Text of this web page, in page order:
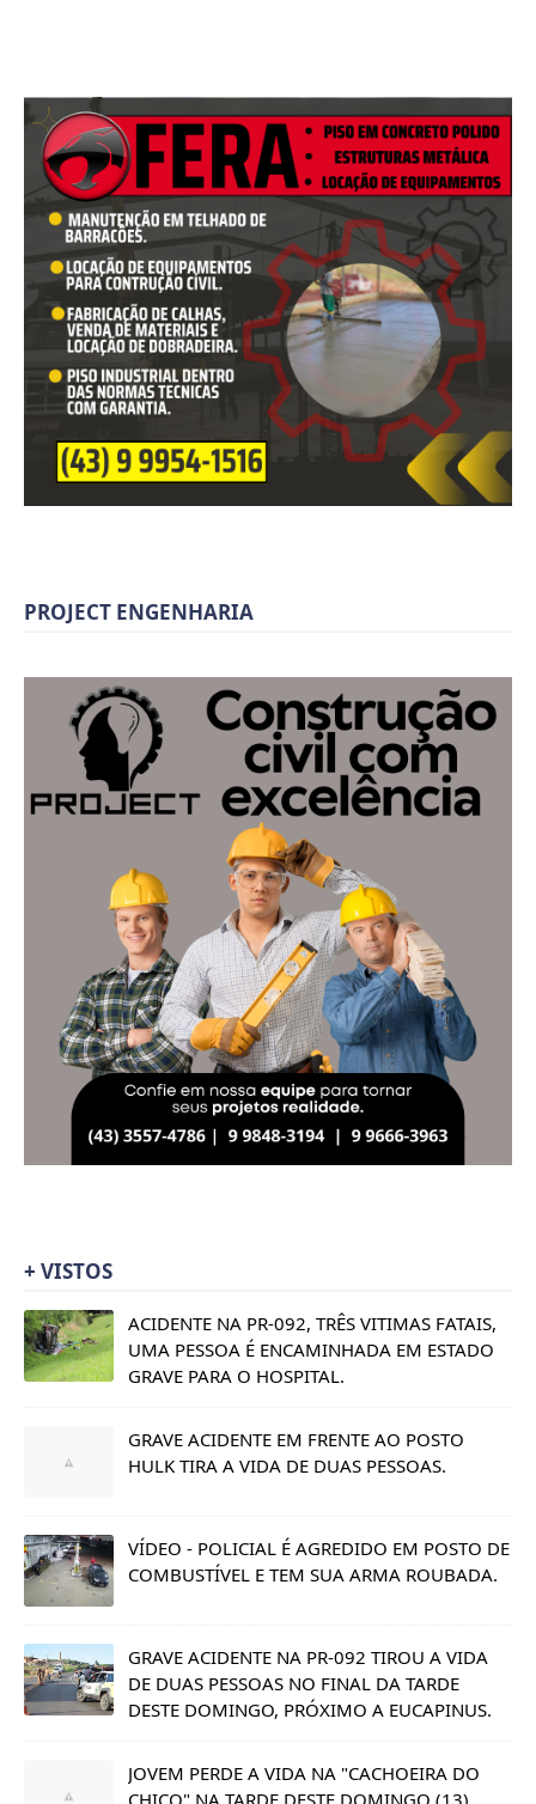
PROJECT ENGENHARIA
+ VISTOS
ACIDENTE NA PR-092, TRÊS VITIMAS FATAIS,
UMA PESSOA É ENCAMINHADA EM ESTADO
GRAVE PARA O HOSPITAL.
GRAVE ACIDENTE EM FRENTE AO POSTO
HULK TIRA A VIDA DE DUAS PESSOAS.
VÍDEO - POLICIAL É AGREDIDO EM POSTO DE
COMBUSTÍVEL E TEM SUA ARMA ROUBADA.
GRAVE ACIDENTE NA PR-092 TIROU A VIDA
DE DUAS PESSOAS NO FINAL DA TARDE
DESTE DOMINGO, PRÓXIMO A EUCAPINUS.
JOVEM PERDE A VIDA NA "CACHOEIRA DO